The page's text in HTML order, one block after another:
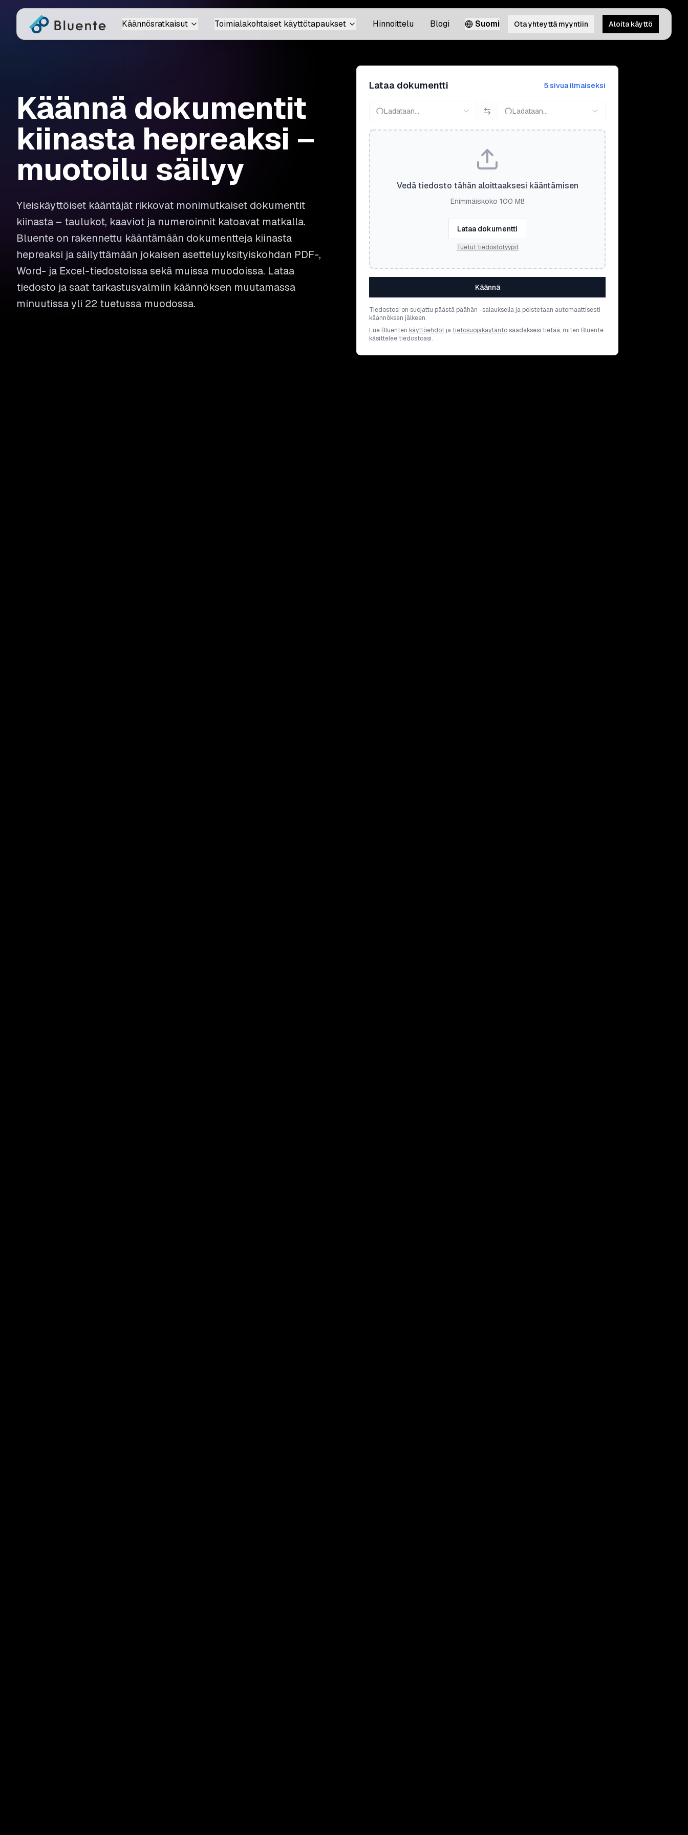
Käännösratkaisut Toimialakohtaiset käyttötapaukset Hinnoittelu Blogi Suomi Ota yhteyttä myyntiin Aloita käyttö
Käännä dokumentit
kiinasta hepreaksi –
muotoilu säilyy
Yleiskäyttöiset kääntäjät rikkovat monimutkaiset dokumentit
kiinasta – taulukot, kaaviot ja numeroinnit katoavat matkalla.
Bluente on rakennettu kääntämään dokumentteja kiinasta
hepreaksi ja säilyttämään jokaisen asetteluyksityiskohdan PDF-,
Word- ja Excel-tiedostoissa sekä muissa muodoissa. Lataa
tiedosto ja saat tarkastusvalmiin käännöksen muutamassa
minuutissa yli 22 tuetussa muodossa.
Lataa dokumentti 5 sivua ilmaiseksi
Ladataan... Ladataan...
Vedä tiedosto tähän aloittaaksesi kääntämisen
Enimmäiskoko 100 Mt!
Lataa dokumentti
Tuetut tiedostotyypit
Käännä
Tiedostosi on suojattu päästä päähän -salauksella ja poistetaan automaattisesti
käännöksen jälkeen.
Lue Bluenten käyttöehdot ja tietosuojakäytäntösaadaksesi tietää, miten Bluente
käsittelee tiedostoasi.